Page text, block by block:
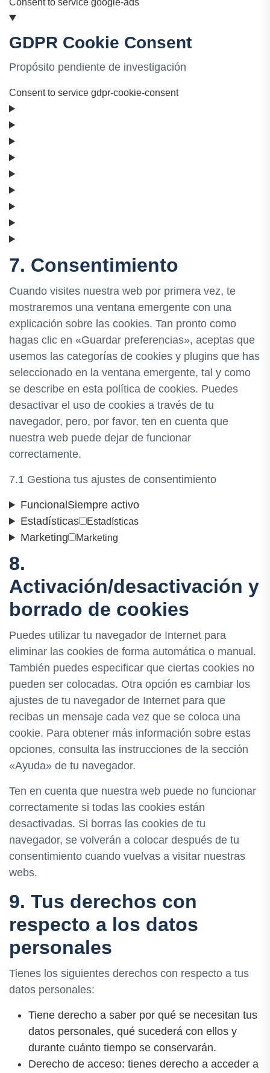
GDPR Cookie Consent
Propósito pendiente de investigación
Consent to service gdpr-cookie-consent
7. Consentimiento
Cuando visites nuestra web por primera vez, te
mostraremos una ventana emergente con una
explicación sobre las cookies. Tan pronto como
hagas clic en «Guardar preferencias», aceptas que
usemos las categorías de cookies y plugins que has
seleccionado en la ventana emergente, tal y como
se describe en esta política de cookies. Puedes
desactivar el uso de cookies a través de tu
navegador, pero, por favor, ten en cuenta que
nuestra web puede dejar de funcionar
correctamente.
7.1 Gestiona tus ajustes de consentimiento
Funcional Siempre activo
Estadísticas
Estadísticas
Marketing Marketing
8.
Activación/desactivación y
borrado de cookies
Puedes utilizar tu navegador de Internet para
eliminar las cookies de forma automática o manual.
También puedes especificar que ciertas cookies no
pueden ser colocadas. Otra opción es cambiar los
ajustes de tu navegador de Internet para que
recibas un mensaje cada vez que se coloca una
cookie. Para obtener más información sobre estas
opciones, consulta las instrucciones de la sección
«Ayuda» de tu navegador.
Ten en cuenta que nuestra web puede no funcionar
correctamente si todas las cookies están
desactivadas. Si borras las cookies de tu
navegador, se volverán a colocar después de tu
consentimiento cuando vuelvas a visitar nuestras
webs.
9. Tus derechos con
respecto a los datos
personales
Tienes los siguientes derechos con respecto a tus
datos personales:
Tiene derecho a saber por qué se necesitan tus
datos personales, qué sucederá con ellos y
durante cuánto tiempo se conservarán.
Derecho de acceso: tienes derecho a acceder a